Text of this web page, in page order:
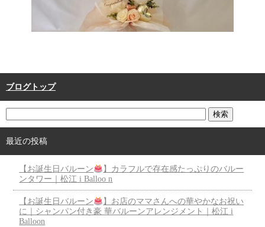
ブログトップ
最近の投稿
【お誕生日バルーン
】カラフルで存在感たっぷりのバルー
ンタワー｜松江 i Balloo n
【お誕生日バルーン
】お店のママさんへの華やかなお祝い
に｜シャンパン付き豪 華バルーンアレンジメント｜松江 i
Balloon